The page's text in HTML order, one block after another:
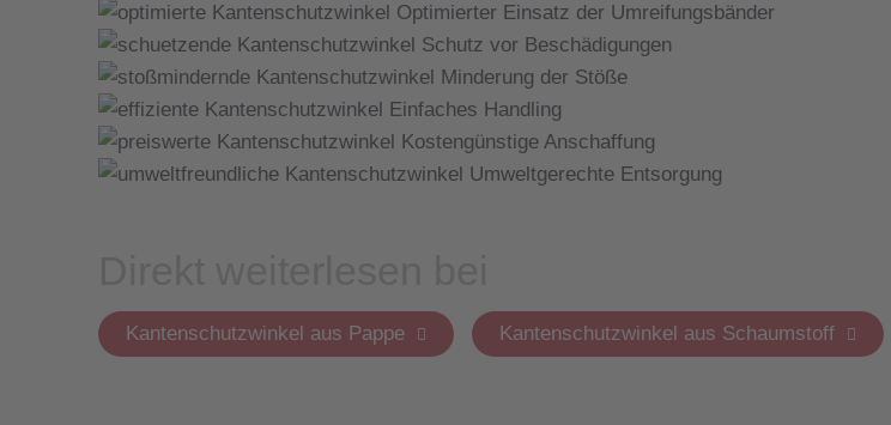
Optimierter Einsatz der Umreifungsbänder
Schutz vor Beschädigungen
Minderung der Stöße
Einfaches Handling
Kostengünstige Anschaffung
Umweltgerechte Entsorgung
Kantenschutzwinkel aus Pappe Kantenschutzwinkel aus Schaumstoff